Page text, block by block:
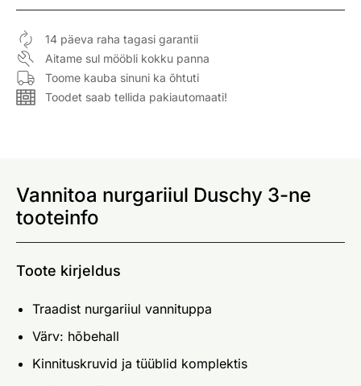
14 päeva raha tagasi garantii
Aitame sul mööbli kokku panna
Toome kauba sinuni ka õhtuti
Toodet saab tellida pakiautomaati!
Vannitoa nurgariiul Duschy 3-ne
tooteinfo
Toote kirjeldus
Traadist nurgariiul vannituppa
Värv: hõbehall
Kinnituskruvid ja tüüblid komplektis